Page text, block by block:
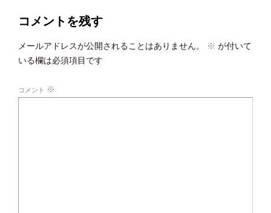
コメントを残す
メールアドレスが公開されることはありません。 ※ が付いて
いる欄は必須項目です
コメント ※